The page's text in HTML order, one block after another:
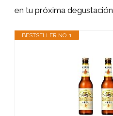
en tu próxima
BESTSELLER NO. 1